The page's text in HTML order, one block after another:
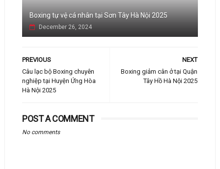
Boxing tự vệ cá nhân tại Sơn Tây Hà Nội 2025
December 26, 2024
NEXT
Boxing giảm cân ở tại Quận
Tây Hồ Hà Nội 2025
PREVIOUS
Câu lạc bộ Boxing chuyên
nghiệp tại Huyện Ứng Hòa
Hà Nội 2025
POST A COMMENT
No comments